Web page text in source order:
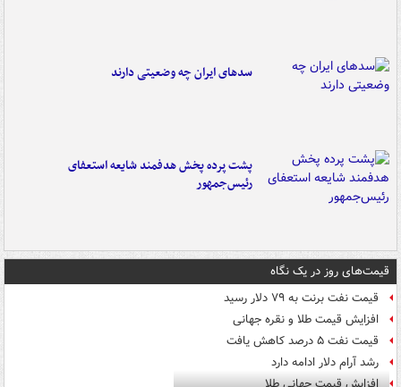
سدهای ایران چه وضعیتی دارند
پشت پرده پخش هدفمند شایعه استعفای
رئیس‌جمهور
قیمت‌های روز در یک نگاه
قیمت نفت برنت به ۷۹ دلار رسید
افزایش قیمت طلا و نقره جهانی
قیمت نفت ۵ درصد کاهش یافت
رشد آرام دلار ادامه دارد